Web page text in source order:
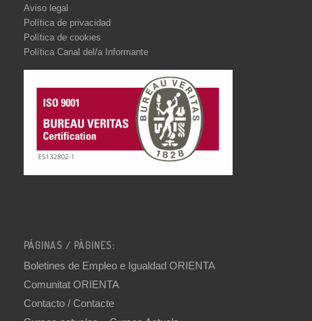
Aviso legal
Política de privacidad
Política de cookies
Política Canal del/a Informante
PÁGINAS / PÀGINES:
Boletines de Empleo e Igualdad ORIENTA
Comunitat ORIENTA
Contacto / Contacte